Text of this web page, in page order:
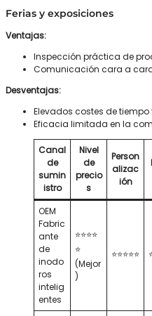
Ferias y exposiciones
Ventajas:
Inspección práctica de
Comunicación cara a
Desventajas:
Elevados costes de
Eficacia limitada en la
Canal
de
sumin
istro
Nivel
de
precio
s
Person
alizac
ión
OEM
Fabric
ante
de
inodo
ros
intelig
entes
⭐⭐⭐⭐
⭐
(Mejor
)
⭐⭐⭐⭐⭐